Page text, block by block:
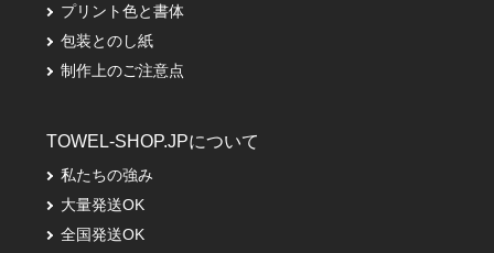
プリント色と書体
包装とのし紙
制作上のご注意点
TOWEL-SHOP.JPについて
私たちの強み
大量発送OK
全国発送OK